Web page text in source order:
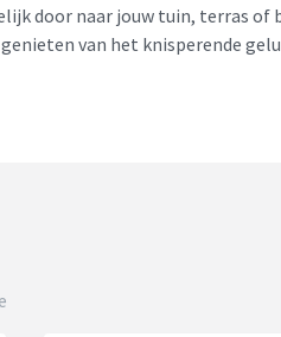
door naar jouw tuin, terras of
van het knisperende